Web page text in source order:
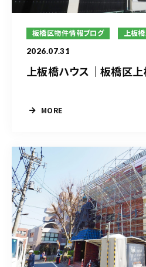
板橋区物件情報ブログ 上板橋
2026.07.31
上板橋ハウス｜板橋区上
MORE